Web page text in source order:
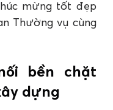
mừng tốt đẹp
Thường vụ cùng
bền chặt
dựng